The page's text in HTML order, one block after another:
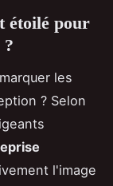
étoilé pour
?
les
? Selon
l'image